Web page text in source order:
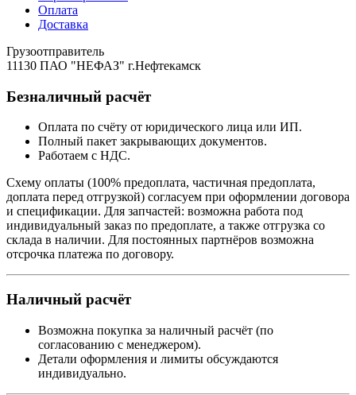
Оплата
Доставка
Грузоотправитель
11130 ПАО "НЕФАЗ" г.Нефтекамск
Безналичный расчёт
Оплата по счёту от юридического лица или ИП.
Полный пакет закрывающих документов.
Работаем с НДС.
Схему оплаты (100% предоплата, частичная предоплата,
доплата перед отгрузкой) согласуем при оформлении договора
и спецификации. Для запчастей: возможна работа под
индивидуальный заказ по предоплате, а также отгрузка со
склада в наличии. Для постоянных партнёров возможна
отсрочка платежа по договору.
Наличный расчёт
Возможна покупка за наличный расчёт (по
согласованию с менеджером).
Детали оформления и лимиты обсуждаются
индивидуально.